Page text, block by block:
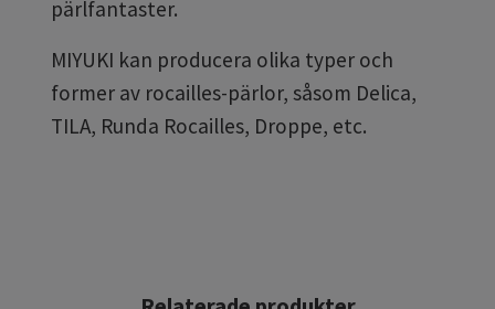
pärlfantaster.
MIYUKI kan producera olika typer och
former av rocailles-pärlor, såsom Delica,
TILA, Runda Rocailles, Droppe, etc.